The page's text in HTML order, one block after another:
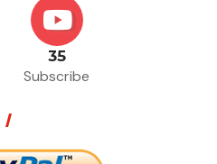
35
Subscribe